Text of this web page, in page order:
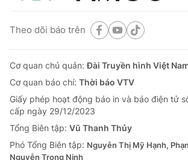
Theo dõi báo trên
Cơ quan chủ quản:Đài Truyền hình Việt
Cơ quan báo chí: Thời báo VTV
Giấy phép hoạt động báo in và báo điện tử
cấp ngày 29/12/2023
Tổng Biên tập: Vũ Thanh Thủy
Phó Tổng Biên tập: Nguyễn Thị Mỹ Hạnh,
Nguyễn Trọng Ninh